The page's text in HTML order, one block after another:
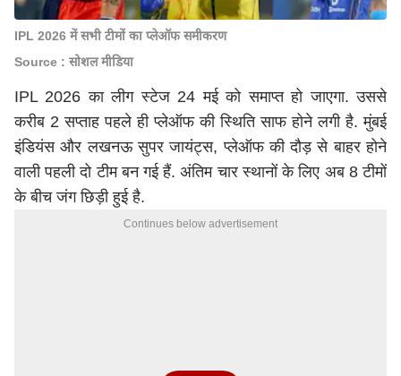
IPL 2026 में सभी टीमों का प्लेऑफ समीकरण
Source : सोशल मीडिया
IPL 2026 का लीग स्टेज 24 मई को समाप्त हो जाएगा. उससे
करीब 2 सप्ताह पहले ही प्लेऑफ की स्थिति साफ होने लगी है. मुंबई
इंडियंस औरलखनऊसुपर जायंट्स, प्लेऑफ की दौड़ से बाहर होने
वाली पहली दो टीम बन गई हैं. अंतिम चार स्थानों के लिए अब 8 टीमों
के बीच जंग छिड़ी हुई है.
Continues below advertisement